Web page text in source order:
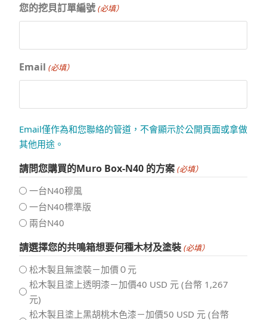
您的挖貝訂單編號 (必填）
Email (必填）
Email僅作為和您聯絡的管道，不會顯示於公開頁面或拿做
其他用途。
請問您購買的Muro Box-N40 的方案 (必填）
一台N40穆風
一台N40標準版
兩台N40
請選擇您的共鳴箱想要何種木材及塗裝 (必填）
松木製且無塗裝－加價０元
松木製且塗上透明漆－加價40 USD 元 (台幣 1,267
元)
松木製且塗上黑胡桃木色漆－加價50 USD 元 (台幣